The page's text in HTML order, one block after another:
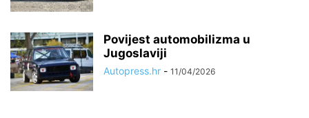
Povijest automobilizma u
Jugoslaviji
Autopress.hr - 11/04/2026